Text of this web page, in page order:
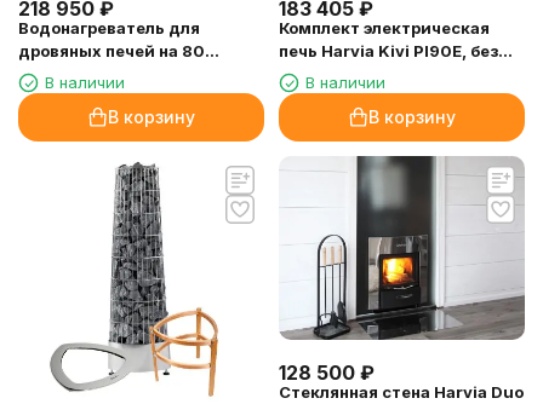
218 950 ₽
Водонагреватель для
дровяных печей на 80
литровВ наличии
В корзину
183 405 ₽
Комплект электрическая
печь Harvia Kivi PI90E, без
пульта + защитное
ограждение SASPI230
В наличии
В корзину
128 500 ₽
Стеклянная стена Harvia Duo